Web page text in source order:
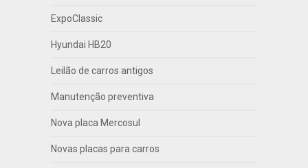
ExpoClassic
Hyundai HB20
Leilão de carros antigos
Manutenção preventiva
Nova placa Mercosul
Novas placas para carros